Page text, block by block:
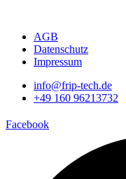
AGB
Datenschutz
Impressum
info@frip-tech.de
+49 160 96213732
Facebook